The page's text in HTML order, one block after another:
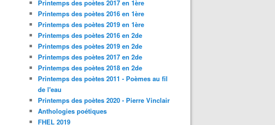
Printemps des poètes 2017 en 1ère
Printemps des poètes 2016 en 1ère
Printemps des poètes 2019 en 1ère
Printemps des poètes 2016 en 2de
Printemps des poètes 2019 en 2de
Printemps des poètes 2017 en 2de
Printemps des poètes 2018 en 2de
Printemps des poètes 2011 - Poèmes au fil
de l'eau
Printemps des poètes 2020 - Pierre Vinclair
Anthologies poétiques
FHEL 2019